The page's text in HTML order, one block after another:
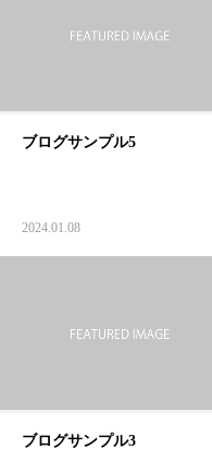
ブログサンプル5
2024.01.08
ブログサンプル3